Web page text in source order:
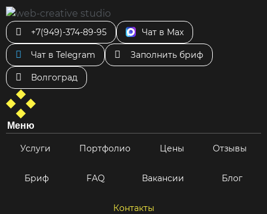
+7(949)-374-89-95 Чат в Max
Чат в Telegram Заполнить бриф
Волгоград
Меню
Услуги Портфолио Цены Отзывы
Бриф FAQ Вакансии Блог
Контакты